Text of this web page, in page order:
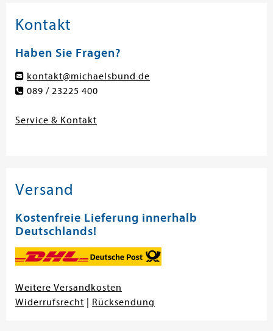
Kontakt
Haben Sie Fragen?
kontakt@michaelsbund.de
089 / 23225 400
Service & Kontakt
Versand
Kostenfreie Lieferung innerhalb
Deutschlands!
Weitere Versandkosten
Widerrufsrecht
Rücksendung